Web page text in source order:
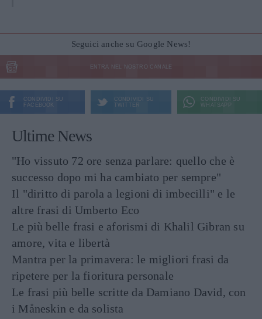
Seguici anche su Google News!
ENTRA NEL NOSTRO CANALE
CONDIVIDI SU
FACEBOOK
CONDIVIDI SU
TWITTER
CONDIVIDI SU
WHATSAPP
Ultime News
"Ho vissuto 72 ore senza parlare: quello che è
successo dopo mi ha cambiato per sempre"
Il "diritto di parola a legioni di imbecilli" e le
altre frasi di Umberto Eco
Le più belle frasi e aforismi di Khalil Gibran su
amore, vita e libertà
Mantra per la primavera: le migliori frasi da
ripetere per la fioritura personale
Le frasi più belle scritte da Damiano David, con
i Måneskin e da solista